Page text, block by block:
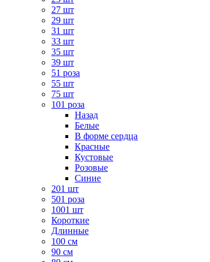
27 шт
29 шт
31 шт
33 шт
35 шт
39 шт
51 роза
55 шт
75 шт
101 роза
Назад
Белые
В форме сердца
Красные
Кустовые
Розовые
Синие
201 шт
501 роза
1001 шт
Короткие
Длинные
100 см
90 см